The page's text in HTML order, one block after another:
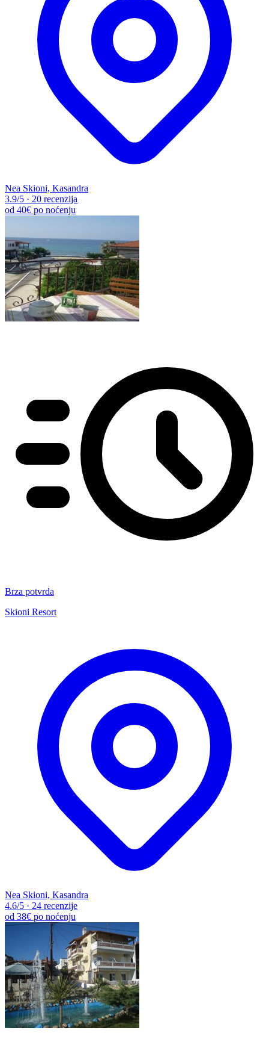
Nea Skioni, Kasandra
3.9/5 · 20 recenzija
od 40€ po noćenju
Brza potvrda
Skioni Resort
Nea Skioni, Kasandra
4.6/5 · 24 recenzije
od 38€ po noćenju